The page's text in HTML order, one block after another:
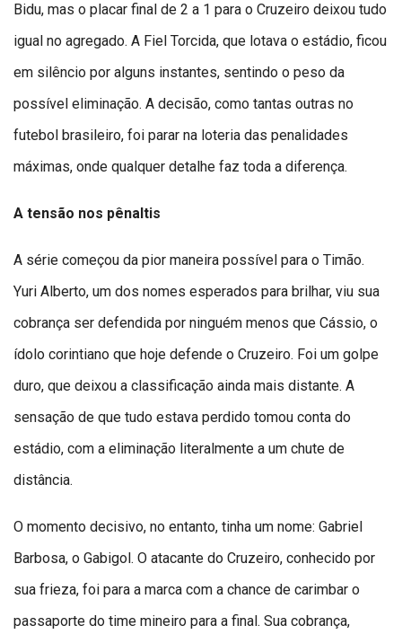
Bidu, mas o placar final de 2 a 1 para o Cruzeiro deixou tudo
igual no agregado. A Fiel Torcida, que lotava o estádio, ficou
em silêncio por alguns instantes, sentindo o peso da
possível eliminação. A decisão, como tantas outras no
futebol brasileiro, foi parar na loteria das penalidades
máximas, onde qualquer detalhe faz toda a diferença.
A tensão nos pênaltis
A série começou da pior maneira possível para o Timão.
Yuri Alberto, um dos nomes esperados para brilhar, viu sua
cobrança ser defendida por ninguém menos que Cássio, o
ídolo corintiano que hoje defende o Cruzeiro. Foi um golpe
duro, que deixou a classificação ainda mais distante. A
sensação de que tudo estava perdido tomou conta do
estádio, com a eliminação literalmente a um chute de
distância.
O momento decisivo, no entanto, tinha um nome: Gabriel
Barbosa, o Gabigol. O atacante do Cruzeiro, conhecido por
sua frieza, foi para a marca com a chance de carimbar o
passaporte do time mineiro para a final. Sua cobrança,